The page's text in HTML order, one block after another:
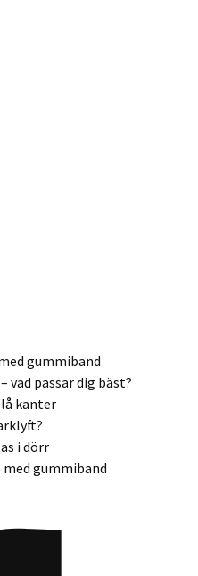
gummiband
vad passar dig bäst?
kanter
i dörr
gummiband